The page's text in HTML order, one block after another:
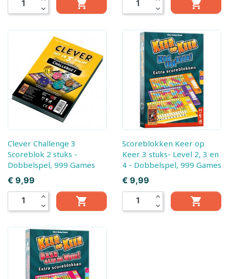
expand_more

expand_more

Clever Challenge 3
Scoreblok 2 stuks -
Dobbelspel, 999 Games
Prijs
€ 9,99
expand_less
expand_more

Scoreblokken Keer op
Keer 3 stuks- Level 2, 3 en
4 - Dobbelspel, 999 Games
Prijs
€ 9,99
expand_less
expand_more
